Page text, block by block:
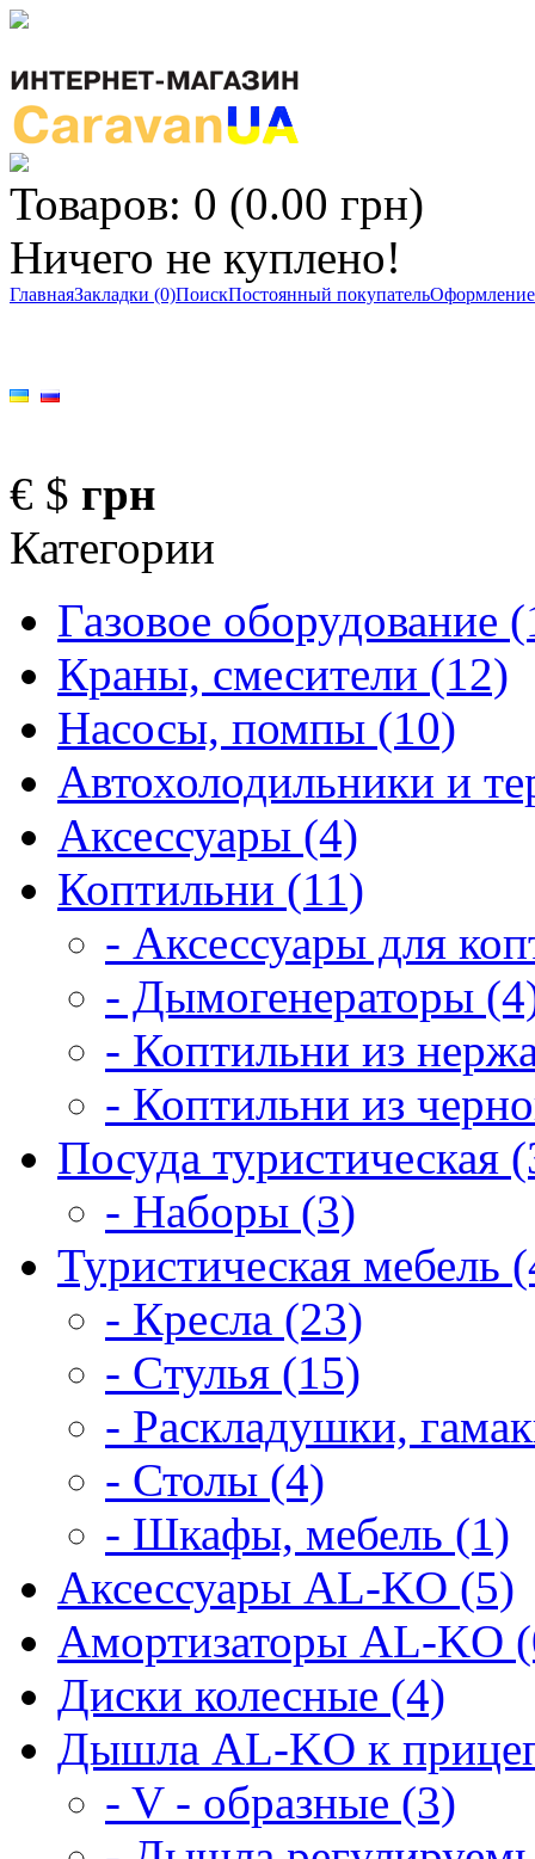
Товаров: 0 (0.00 грн)
Ничего не куплено!
ГлавнаяЗакладки (0)ПоискПостоянный покупательОформление
€ $ грн
Категории
Газовое оборудование
Краны, смесители (12)
Насосы, помпы (10)
Автохолодильники и
Аксессуары (4)
Коптильни (11)
- Аксессуары для
- Дымогенераторы
- Коптильни из
- Коптильни из
Посуда туристическая
- Наборы (3)
Туристическая мебель
- Кресла (23)
- Cтулья (15)
- Раскладушки,
- Столы (4)
- Шкафы, мебель (1)
Аксессуары AL-KO (5)
Амортизаторы AL-KO
Диски колесные (4)
Дышла AL-KO к
- V - образные (3)